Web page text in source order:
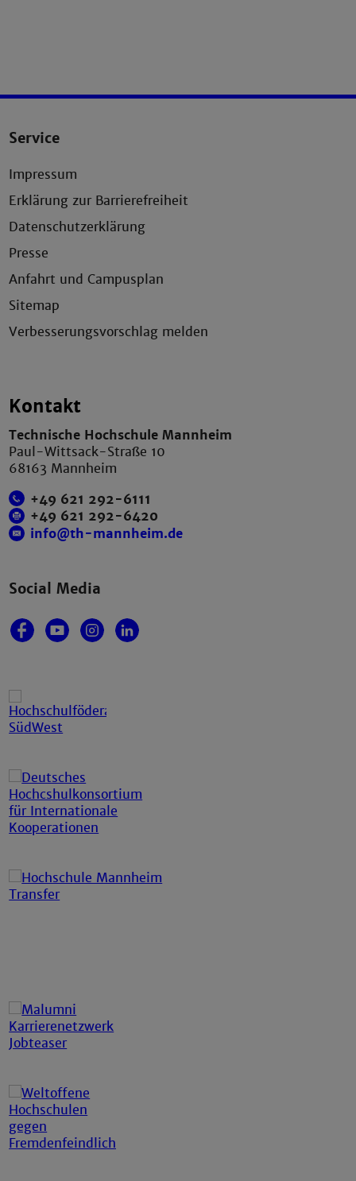
Service
Impressum
Erklärung zur Barrierefreiheit
Datenschutzerklärung
Presse
Anfahrt und Campusplan
Sitemap
Verbesserungsvorschlag melden
Kontakt
Technische Hochschule Mannheim
Paul-Wittsack-Straße 10
68163 Mannheim
+49 621 292-6111
+49 621 292-6420
info@th-mannheim.de
Social Media